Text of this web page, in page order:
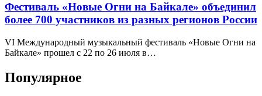
Фестиваль «Новые Огни на Байкале» объединил
более 700 участников из разных регионов России
VI Международный музыкальный фестиваль «Новые Огни на
Байкале» прошел с 22 по 26 июля в…
Популярное